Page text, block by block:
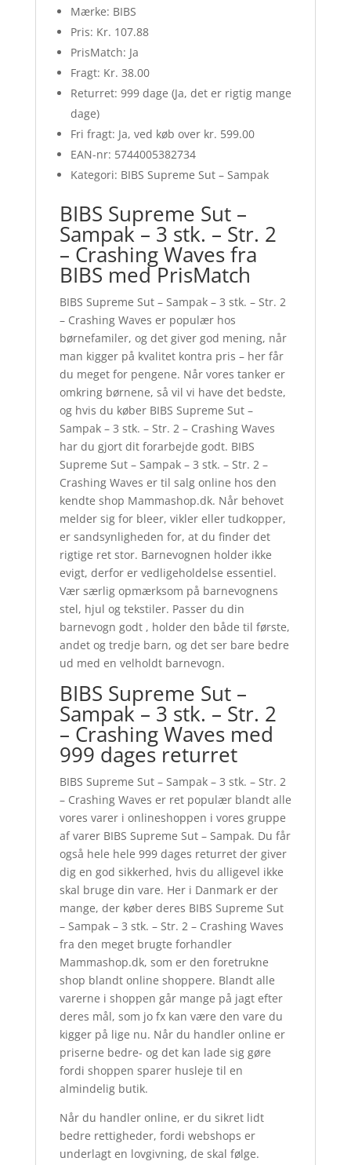
Mærke: BIBS
Pris: Kr. 107.88
PrisMatch: Ja
Fragt: Kr. 38.00
Returret: 999 dage (Ja, det er rigtig mange
dage)
Fri fragt: Ja, ved køb over kr. 599.00
EAN-nr: 5744005382734
Kategori: BIBS Supreme Sut – Sampak
BIBS Supreme Sut –
Sampak – 3 stk. – Str. 2
– Crashing Waves fra
BIBS med PrisMatch
BIBS Supreme Sut – Sampak – 3 stk. – Str. 2
– Crashing Waves er populær hos
børnefamiler, og det giver god mening, når
man kigger på kvalitet kontra pris – her får
du meget for pengene. Når vores tanker er
omkring børnene, så vil vi have det bedste,
og hvis du køber BIBS Supreme Sut –
Sampak – 3 stk. – Str. 2 – Crashing Waves
har du gjort dit forarbejde godt. BIBS
Supreme Sut – Sampak – 3 stk. – Str. 2 –
Crashing Waves er til salg online hos den
kendte shop Mammashop.dk. Når behovet
melder sig for bleer, vikler eller tudkopper,
er sandsynligheden for, at du finder det
rigtige ret stor. Barnevognen holder ikke
evigt, derfor er vedligeholdelse essentiel.
Vær særlig opmærksom på barnevognens
stel, hjul og tekstiler. Passer du din
barnevogn godt , holder den både til første,
andet og tredje barn, og det ser bare bedre
ud med en velholdt barnevogn.
BIBS Supreme Sut –
Sampak – 3 stk. – Str. 2
– Crashing Waves med
999 dages returret
BIBS Supreme Sut – Sampak – 3 stk. – Str. 2
– Crashing Waves er ret populær blandt alle
vores varer i onlineshoppen i vores gruppe
af varer BIBS Supreme Sut – Sampak. Du får
også hele hele 999 dages returret der giver
dig en god sikkerhed, hvis du alligevel ikke
skal bruge din vare. Her i Danmark er der
mange, der køber deres BIBS Supreme Sut
– Sampak – 3 stk. – Str. 2 – Crashing Waves
fra den meget brugte forhandler
Mammashop.dk, som er den foretrukne
shop blandt online shoppere. Blandt alle
varerne i shoppen går mange på jagt efter
deres mål, som jo fx kan være den vare du
kigger på lige nu. Når du handler online er
priserne bedre- og det kan lade sig gøre
fordi shoppen sparer husleje til en
almindelig butik.
Når du handler online, er du sikret lidt
bedre rettigheder, fordi webshops er
underlagt en lovgivning, de skal følge.